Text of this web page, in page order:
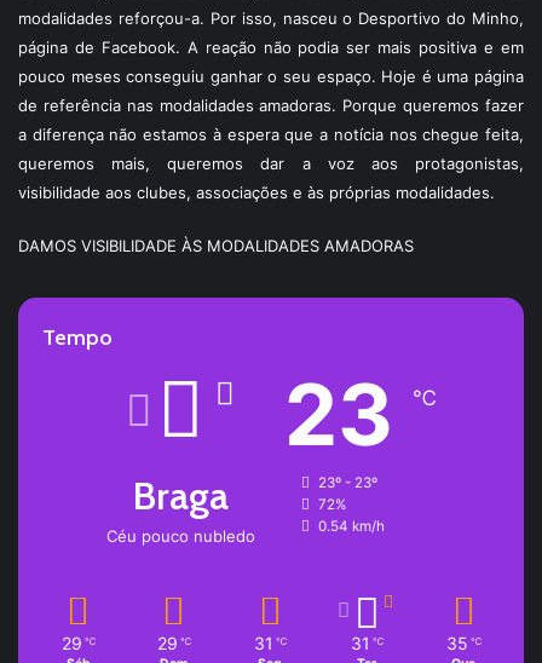
modalidades reforçou-a. Por isso, nasceu o Desportivo do Minho,
página de Facebook. A reação não podia ser mais positiva e em
pouco meses conseguiu ganhar o seu espaço. Hoje é uma página
de referência nas modalidades amadoras. Porque queremos fazer
a diferença não estamos à espera que a notícia nos chegue feita,
queremos mais, queremos dar a voz aos protagonistas,
visibilidade aos clubes, associações e às próprias modalidades.
DAMOS VISIBILIDADE ÀS MODALIDADES AMADORAS
Tempo
Braga
Céu pouco nubledo
23 ℃
23º - 23º
72%
0.54 km/h
29 ℃ 29 ℃ 31 ℃ 31 ℃ 35 ℃